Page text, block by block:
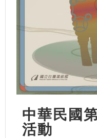
中華民國
活動